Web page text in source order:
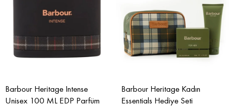
Barbour Heritage Intense
Unisex 100 ML EDP Parfüm
Barbour Heritage Kadın
Essentials Hediye Seti